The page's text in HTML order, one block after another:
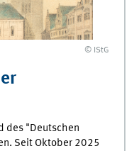
© IStG
des "Deutschen
Seit Oktober 2025